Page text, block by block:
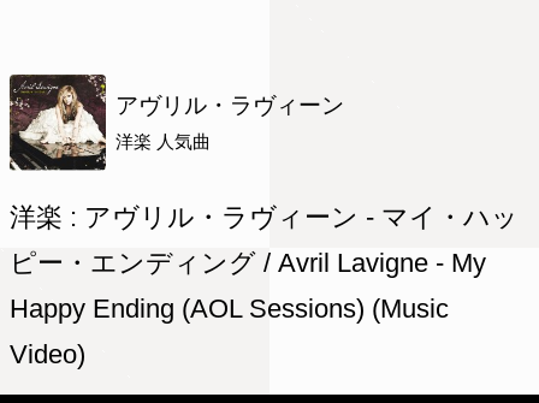
アヴリル・ラヴィーン
洋楽 人気曲
洋楽 : アヴリル・ラヴィーン - マイ・ハッ
ピー・エンディング / Avril Lavigne - My
Happy Ending (AOL Sessions) (Music
Video)